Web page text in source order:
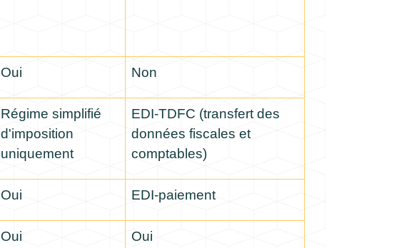
Oui Non
Régime simplifié
d'imposition
uniquement
EDI-TDFC (transfert des
données fiscales et
comptables)
Oui EDI-paiement
Oui Oui